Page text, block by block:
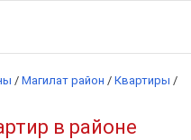
/ Магилат район / Квартиры /
в районе